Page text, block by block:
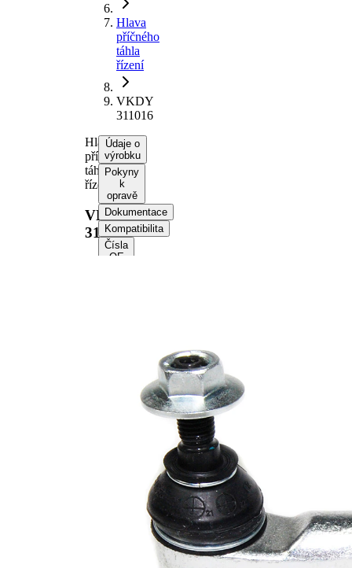
Hlava
příčného
táhla
řízení
VKDY
311016
Hlava
příčného
táhla
řízení
VKDY
311016
Údaje o
výrobku
Pokyny
k
opravě
Dokumentace
Kompatibilita
Čísla
OE
syntetickým
tukem
VKDY
311017